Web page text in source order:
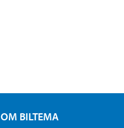
OM BILTEMA